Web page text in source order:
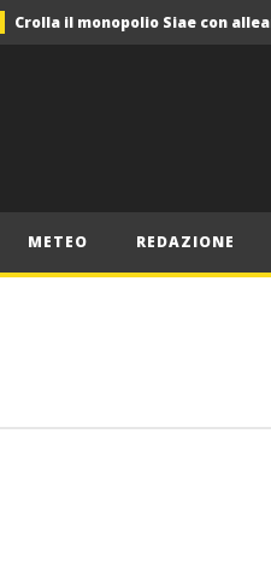
METEO REDAZIONE